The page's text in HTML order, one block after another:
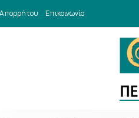
Απορρήτου Επικοινωνία